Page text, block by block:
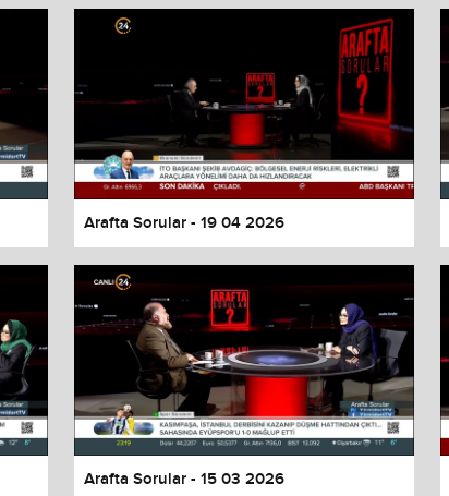
Arafta Sorular - 19 04 2026
Arafta Sorular - 15 03 2026